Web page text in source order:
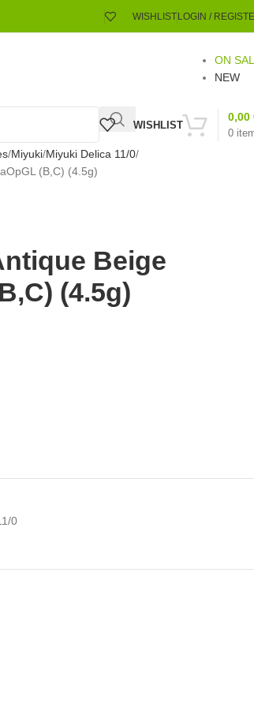
WISHLISTLOGIN /
ON
NEW
WISHLIST
0
0,00
Miyuki Miyuki Delica 11/0
(B,C) (4.5g)
Beige
(4.5g)
0